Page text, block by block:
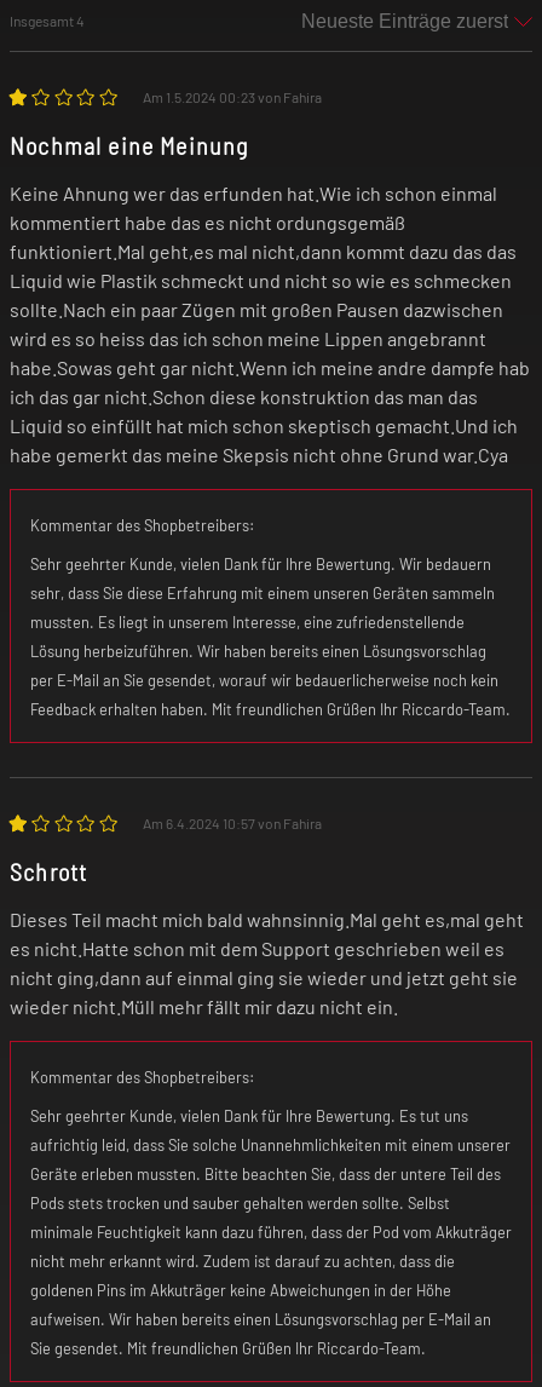
Widerstandsbereich: 0,33 bis 3,0 Ohm
Max. Ladestrom: 2 A
Anschluss: USB-C
Modi: VW
Schutzfunktionen: Abschaltautomatik,
Tiefenentladungsschutz und Überladungsschutz
OXVA Xlim Top Fill Cartridge
Liquidkapazität: 2 ml
Befüllsystem: Top-Fill-System
Material: PCTG
Xlim Top Fill Pod-Kartusche 0,6 Ohm
Xlim Top Fill Pod-Kartusche 0,8 Ohm
Insgesamt 4
Am 1.5.2024 00:23 von Fahira
Nochmal eine Meinung
Keine Ahnung wer das erfunden hat.Wie ich schon einmal
kommentiert habe das es nicht ordungsgemäß
funktioniert.Mal geht,es mal nicht,dann kommt dazu das das
Liquid wie Plastik schmeckt und nicht so wie es schmecken
sollte.Nach ein paar Zügen mit großen Pausen dazwischen
wird es so heiss das ich schon meine Lippen angebrannt
habe.Sowas geht gar nicht.Wenn ich meine andre dampfe hab
ich das gar nicht.Schon diese konstruktion das man das
Liquid so einfüllt hat mich schon skeptisch gemacht.Und ich
habe gemerkt das meine Skepsis nicht ohne Grund war.Cya
Kommentar des Shopbetreibers:
Sehr geehrter Kunde, vielen Dank für Ihre Bewertung. Wir bedauern
sehr, dass Sie diese Erfahrung mit einem unseren Geräten sammeln
mussten. Es liegt in unserem Interesse, eine zufriedenstellende
Lösung herbeizuführen. Wir haben bereits einen Lösungsvorschlag
per E-Mail an Sie gesendet, worauf wir bedauerlicherweise noch kein
Feedback erhalten haben. Mit freundlichen Grüßen Ihr Riccardo-Team.
Am 6.4.2024 10:57 von Fahira
Schrott
Dieses Teil macht mich bald wahnsinnig.Mal geht es,mal geht
es nicht.Hatte schon mit dem Support geschrieben weil es
nicht ging,dann auf einmal ging sie wieder und jetzt geht sie
wieder nicht.Müll mehr fällt mir dazu nicht ein.
Kommentar des Shopbetreibers:
Sehr geehrter Kunde, vielen Dank für Ihre Bewertung. Es tut uns
aufrichtig leid, dass Sie solche Unannehmlichkeiten mit einem unserer
Geräte erleben mussten. Bitte beachten Sie, dass der untere Teil des
Pods stets trocken und sauber gehalten werden sollte. Selbst
minimale Feuchtigkeit kann dazu führen, dass der Pod vom Akkuträger
nicht mehr erkannt wird. Zudem ist darauf zu achten, dass die
goldenen Pins im Akkuträger keine Abweichungen in der Höhe
aufweisen. Wir haben bereits einen Lösungsvorschlag per E-Mail an
Sie gesendet. Mit freundlichen Grüßen Ihr Riccardo-Team.